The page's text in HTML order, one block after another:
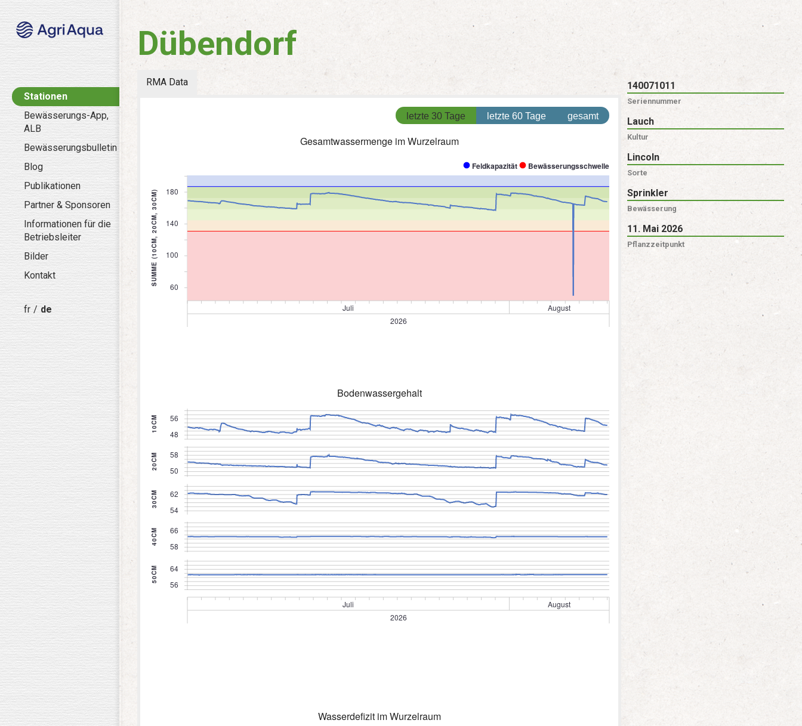
Stationen
Bewässerungs-App,
ALB
Bewässerungsbulletin
Blog
Publikationen
Partner & Sponsoren
Informationen für die
Betriebsleiter
Bilder
Kontakt
fr de
Dübendorf
140071011
Seriennummer
Lauch
Kultur
Lincoln
Sorte
Sprinkler
Bewässerung
11. Mai 2026
Pflanzzeitpunkt
RMA Data
letzte 30 Tage letzte 60 Tage gesamt